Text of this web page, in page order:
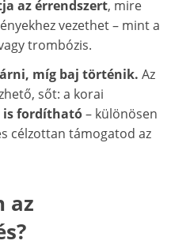
az érrendszert, mire
vezethet – mint a
trombózis.
míg baj történik. Az
sőt: a korai
is fordítható– különösen
célzottan támogatod az
az